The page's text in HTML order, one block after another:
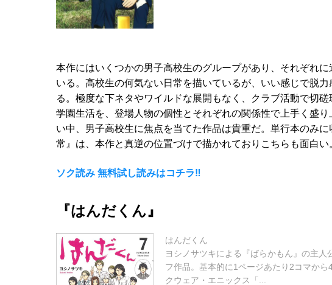
本作にはいくつかの男子高校生のグループがあり、それぞれ
いる。高校生の何気ない日常を描いているが、いい感じで脱
る。極度な下ネタやワイルドな展開もなく、クラブ活動で切
学園生活を、登場人物の個性とそれぞれの関係性で上手く盛
い中、男子高校生に焦点を当てた作品は貴重だ。単行本のみ
常』は、本作と真逆の位置づけで描かれておりこちらも面白い
ソク読み 無料試し読みはコチラ‼
『はんだくん』
はんだくん
ヨシノサツキによる『ばらかもん』の主
フ作品。基本的に1ページあたり2コマか
クウェア・エニックス「...